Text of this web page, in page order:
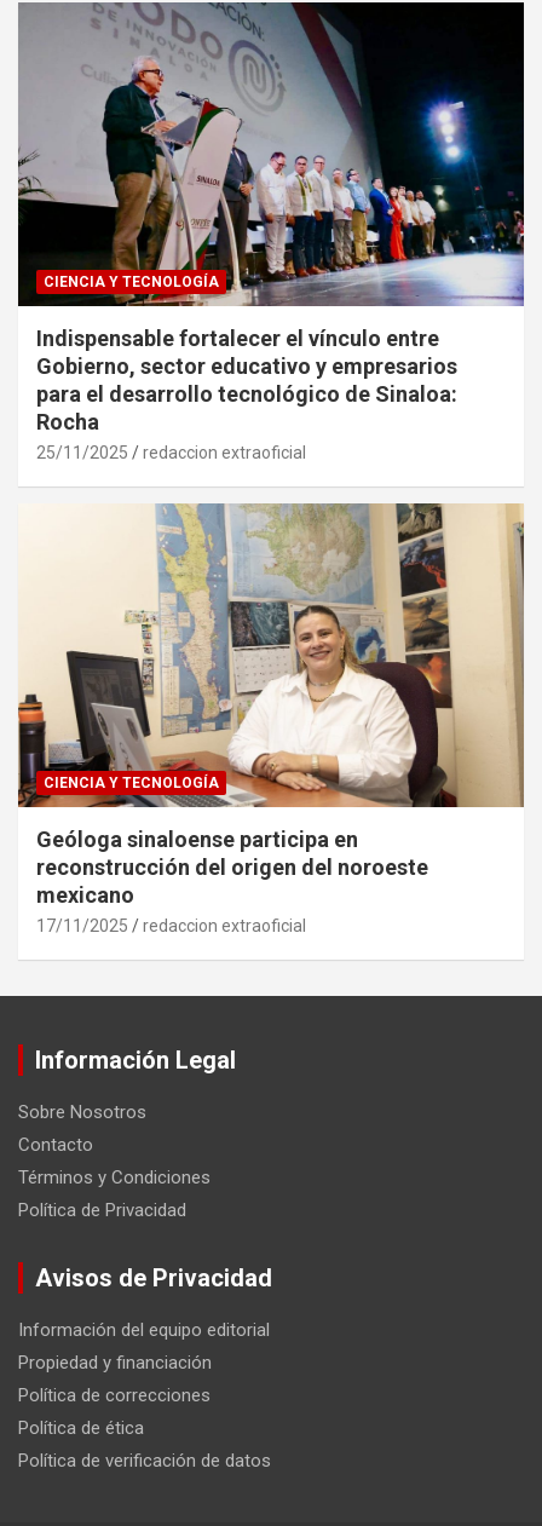
CIENCIA Y TECNOLOGÍA
Indispensable fortalecer el vínculo entre
Gobierno, sector educativo y empresarios
para el desarrollo tecnológico de Sinaloa:
Rocha
25/11/2025 redaccion extraoficial
CIENCIA Y TECNOLOGÍA
Geóloga sinaloense participa en
reconstrucción del origen del noroeste
mexicano
17/11/2025 redaccion extraoficial
Información Legal
Sobre Nosotros
Contacto
Términos y Condiciones
Política de Privacidad
Avisos de Privacidad
Información del equipo editorial
Propiedad y financiación
Política de correcciones
Política de ética
Política de verificación de datos